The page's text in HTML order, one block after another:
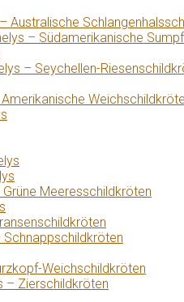
Australische
– Südamerikanische
– Seychellen-
Meeresschildkröten
Schnappschildkröten
Weichschildkröten
– Zierschildkröten